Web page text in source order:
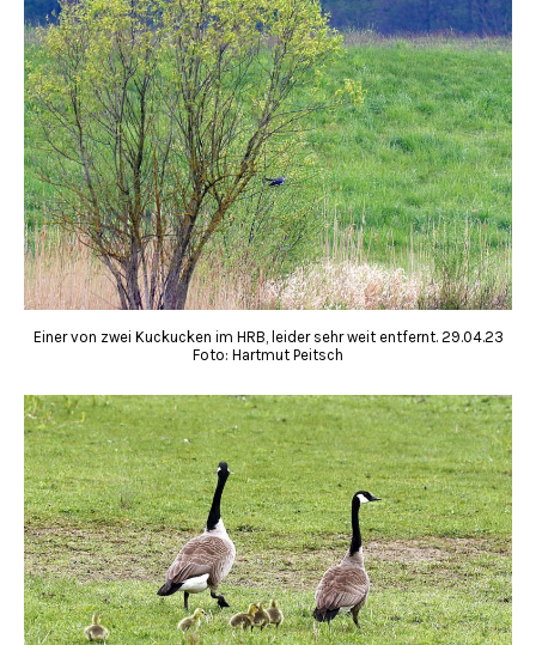
Einer von zwei Kuckucken im HRB, leider sehr weit entfernt. 29.04.23
Foto: Hartmut Peitsch